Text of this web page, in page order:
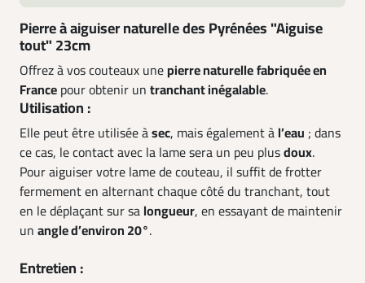
Pierre à aiguiser naturelle des Pyrénées "Aiguise
tout" 23cm
Offrez à vos couteaux unepierre naturellefabriquée en
France pour obtenir un tranchant inégalable.
Utilisation :
Elle peut être utilisée àsec, mais également à l’eau ; dans
ce cas, le contact avec la lame sera un peu plusdoux.
Pour aiguiser votre lame de couteau, il suffit de frotter
fermement en alternant chaque côté du tranchant, tout
en le déplaçant sur sa longueur, en essayant de maintenir
un angle d’environ 20°.
Entretien :